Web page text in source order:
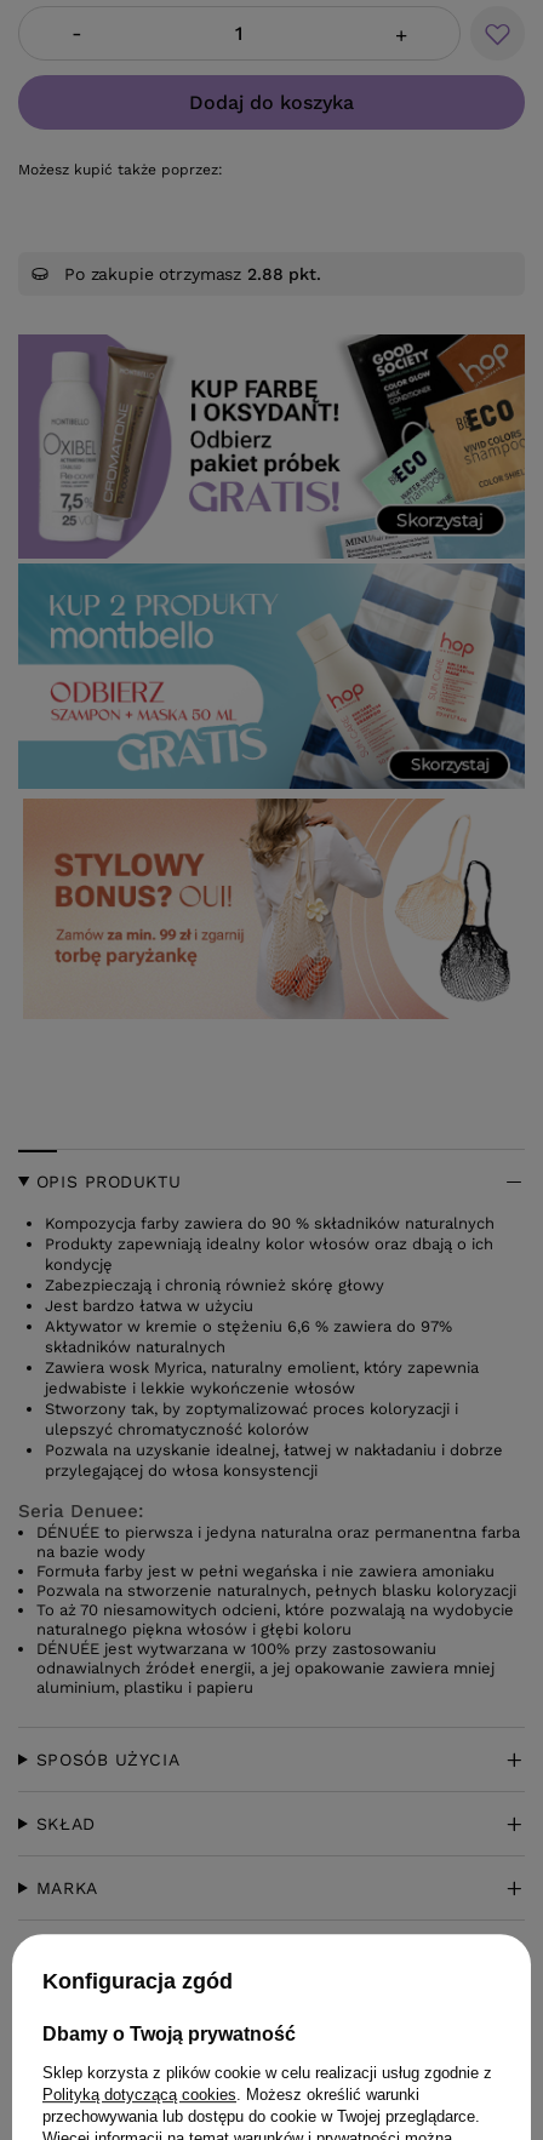
- +
Dodaj do koszyka
Możesz kupić także poprzez:
Po zakupie otrzymasz 2.88 pkt.
OPIS PRODUKTU
Kompozycja farby zawiera do 90 % składników naturalnych
Produkty zapewniają idealny kolor włosów oraz dbają o ich
kondycję
Zabezpieczają i chronią również skórę głowy
Jest bardzo łatwa w użyciu
Aktywator w kremie o stężeniu 6,6 % zawiera do 97%
składników naturalnych
Zawiera wosk Myrica, naturalny emolient, który zapewnia
jedwabiste i lekkie wykończenie włosów
Stworzony tak, by zoptymalizować proces koloryzacji i
ulepszyć chromatyczność kolorów
Pozwala na uzyskanie idealnej, łatwej w nakładaniu i dobrze
przylegającej do włosa konsystencji
Seria Denuee:
DÉNUÉE to pierwsza i jedyna naturalna oraz permanentna farba
na bazie wody
Formuła farby jest w pełni wegańska i nie zawiera amoniaku
Pozwala na stworzenie naturalnych, pełnych blasku koloryzacji
To aż 70 niesamowitych odcieni, które pozwalają na wydobycie
naturalnego piękna włosów i głębi koloru
DÉNUÉE jest wytwarzana w 100% przy zastosowaniu
odnawialnych źródeł energii, a jej opakowanie zawiera mniej
aluminium, plastiku i papieru
SPOSÓB UŻYCIA
SKŁAD
MARKA
OPINIE (0)
Konfiguracja zgód
Dbamy o Twoją prywatność
Sklep korzysta z plików cookie w celu realizacji usług zgodnie z
Polityką dotyczącą cookies . Możesz określić warunki
przechowywania lub dostępu do cookie w Twojej przeglądarce.